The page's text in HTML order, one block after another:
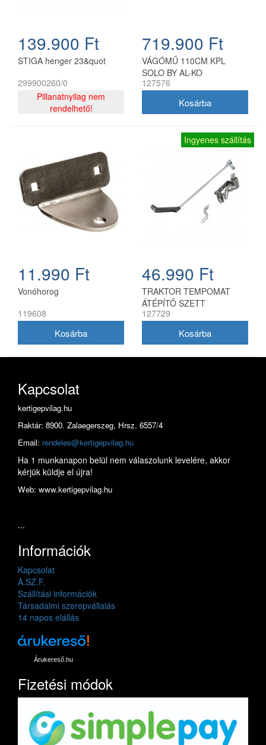
139.900 Ft
STIGA henger 23&quot
299900260/0
Pillanatnyilag nem
rendelhető!
719.900 Ft
VÁGÓMŰ 110CM KPL
SOLO BY AL-KO
127576
11.990 Ft
Vonóhorog
119608
Ingyenes szállítás
46.990 Ft
TRAKTOR TEMPOMAT
ÁTÉPÍTŐ SZETT
127729
Kapcsolat
kertigepvilag.hu
Raktár: 8900. Zalaegerszeg, Hrsz. 6557/4
Email: rendeles@kertigepvilag.hu
Ha 1 munkanapon belül nem válaszolunk levelére, akkor
kérjük küldje el újra!
Web: www.kertigepvilag.hu
...
Információk
Kapcsolat
A.SZ.F.
Szállítási információk
Társadalmi szerepvállalás
14 napos elállás
Árukereső.hu
Fizetési módok